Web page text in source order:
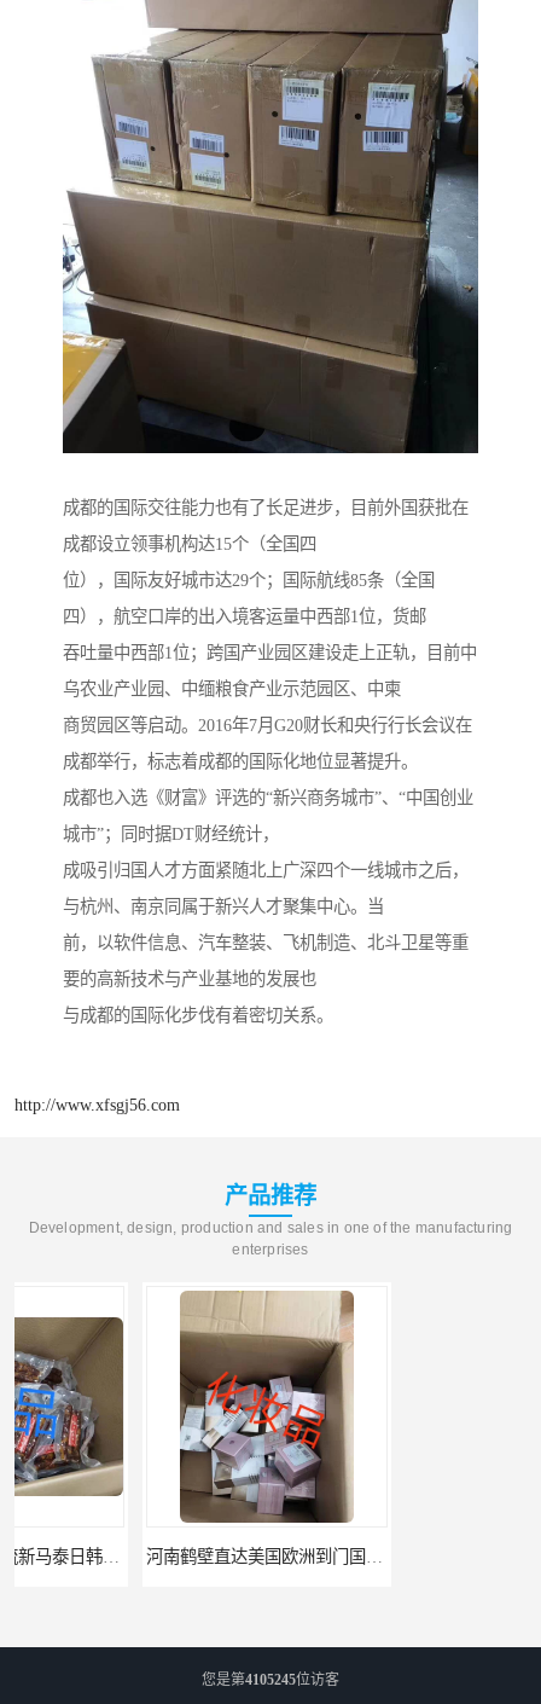
成都的国际交往能力也有了长足进步，目前外国获批在
成都设立领事机构达15个（全国四
位），国际友好城市达29个；国际航线85条（全国
四），航空口岸的出入境客运量中西部1位，货邮
吞吐量中西部1位；跨国产业园区建设走上正轨，目前中
乌农业产业园、中缅粮食产业示范园区、中柬
商贸园区等启动。2016年7月G20财长和央行行长会议在
成都举行，标志着成都的国际化地位显著提升。
成都也入选《财富》评选的“新兴商务城市”、“中国创业
城市”；同时据DT财经统计，
成吸引归国人才方面紧随北上广深四个一线城市之后，
与杭州、南京同属于新兴人才聚集中心。当
前，以软件信息、汽车整装、飞机制造、北斗卫星等重
要的高新技术与产业基地的发展也
与成都的国际化步伐有着密切关系。
http://www.xfsgj56.com
产品推荐
Development, design, production and sales in one of the manufacturing
enterprises
河南鹤壁直达美国欧洲到门国际快递药品口罩洗手液消毒水防护衣
您是第4105245位访客